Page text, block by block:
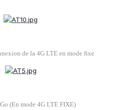
de la 4G LTE en mode fixe
(En mode 4G LTE FIXE)